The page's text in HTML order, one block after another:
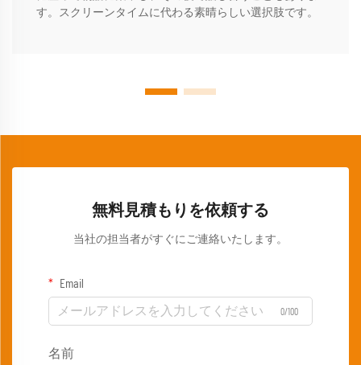
す。スクリーンタイムに代わる素晴らしい選択肢です。
無料見積もりを依頼する
当社の担当者がすぐにご連絡いたします。
Email
0/100
名前